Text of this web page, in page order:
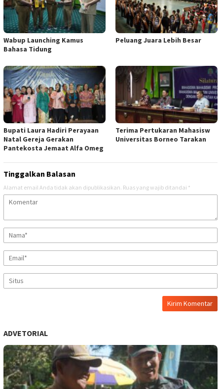
Wabup Launching Kamus
Bahasa Tidung
Peluang Juara Lebih Besar
Bupati Laura Hadiri Perayaan
Natal Gereja Gerakan
Pantekosta Jemaat Alfa Omeg
Terima Pertukaran Mahasisw
Universitas Borneo Tarakan
Tinggalkan Balasan
Alamat email Anda tidak akan dipublikasikan. Ruas yang wajib ditandai *
ADVETORIAL